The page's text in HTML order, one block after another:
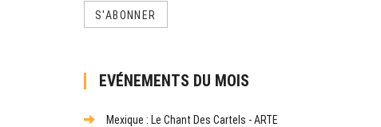
S'ABONNER
EVÉNEMENTS DU MOIS
Mexique : Le Chant Des Cartels - ARTE